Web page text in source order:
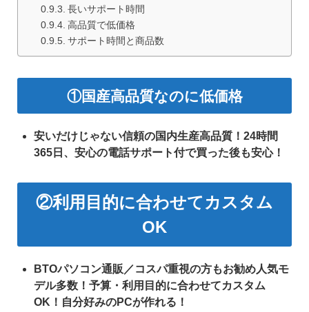
長いサポート時間
高品質で低価格
サポート時間と商品数
①国産高品質なのに低価格
安いだけじゃない信頼の国内生産高品質！24時間
365日、安心の電話サポート付で買った後も安心！
②利用目的に合わせてカスタム
OK
BTOパソコン通販／コスパ重視の方もお勧め人気モ
デル多数！予算・利用目的に合わせてカスタム
OK！自分好みのPCが作れる！